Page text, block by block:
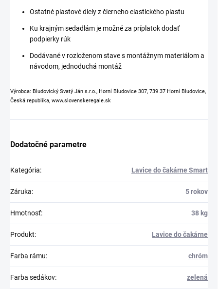
Ostatné plastové diely z čierneho elastického plastu
Ku krajným sedadlám je možné za príplatok dodať
podpierky rúk
Dodávané v rozloženom stave s montážnym materiálom a
návodom, jednoduchá montáž
Výrobca: Bludovický Svatý Ján s.r.o., Horní Bludovice 307, 739 37 Horní Bludovice,
Česká republika, www.slovenskeregale.sk
Dodatočné parametre
Kategória: Lavice do čakárne Smart
Záruka: 5 rokov
Hmotnosť: 38 kg
Produkt: Lavice do čakárne
Farba rámu: chróm
Farba sedákov: zelená